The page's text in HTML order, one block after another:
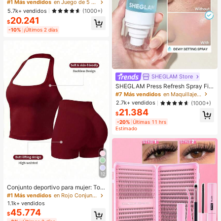
ad, unicolor con diseño de letras, ci
ntura baja, para uso diario
#1 Más vendidos
en Juego de 5 piezas Calzoncillos de mujer
5.7k+ vendidos
(1000+)
$20.241
-10% ¡Últimos 2 días
12
Conjunto deportivo para mujer: Top
sin mangas + Shorts, versátil para u
so diario, ajuste ceñido, diseño leva
ntador, ligero & transpirable, athleis
ure, apto para yoga
#1 Más vendidos
en Rojo Conjuntos deportivos para mujer
1.1k+ vendidos
$45.774
SHEGLAM Store
SHEGLAM Press Refresh Spray Fija
dor Marca De Belleza CosméTica
Maquillaje Para Mujeres Y NiñAs
#7 Más vendidos
en Maquillaje facial
2.7k+ vendidos
(1000+)
$21.384
-20% Últimas 11 hrs
Estimado